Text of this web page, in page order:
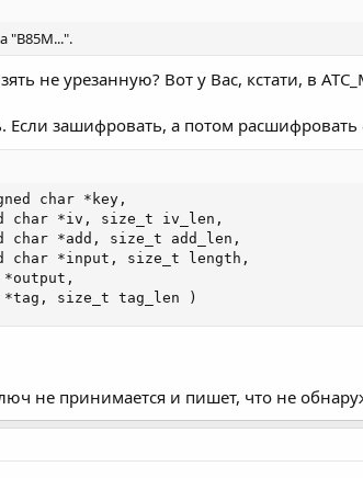
"B85M...".
не урезанную? Вот у Вас, кстати, в
Если зашифровать, а потом
char *key,
char *iv, size_t iv_len,
char *add, size_t add_len,
char *input, size_t length,
size_t tag_len )
не принимается и пишет, что не